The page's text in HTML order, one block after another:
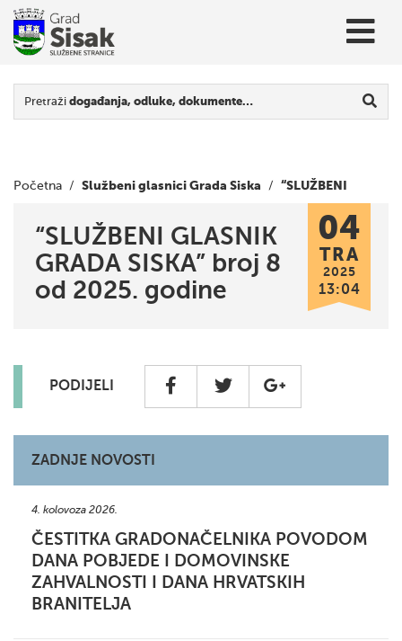
Pretraži događanja, odluke, dokumente…
Početna / Službeni glasnici Grada Siska / “SLUŽBENI
GLASNIK GRADA SISKA” broj 8 od 2025. godine
“SLUŽBENI GLASNIK
GRADA SISKA” broj 8
od 2025. godine
04
TRA
2025
13:04
PODIJELI
ZADNJE NOVOSTI
4. kolovoza 2026.
ČESTITKA GRADONAČELNIKA POVODOM
DANA POBJEDE I DOMOVINSKE
ZAHVALNOSTI I DANA HRVATSKIH
BRANITELJA